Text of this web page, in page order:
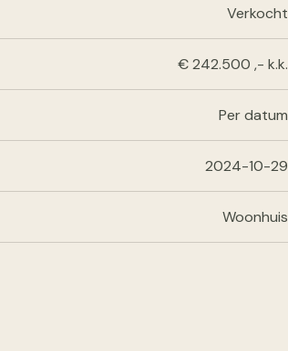
Verkocht
€ 242.500 ,- k.k.
Per datum
2024-10-29
Woonhuis